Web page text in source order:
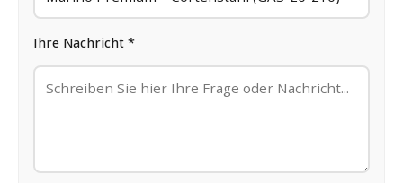
Ihre Nachricht *